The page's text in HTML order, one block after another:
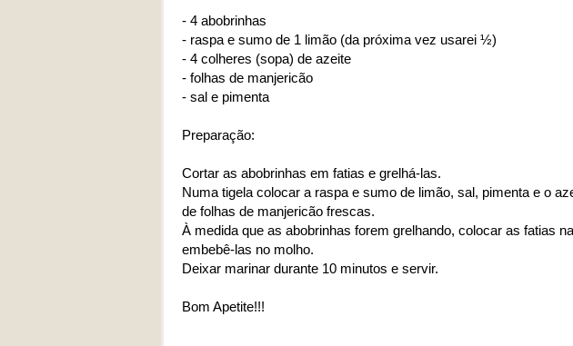
- 4 abobrinhas
- raspa e sumo de 1 limão (da próxima vez usarei ½)
- 4 colheres (sopa) de azeite
- folhas de manjericão
- sal e pimenta
Preparação:
Cortar as abobrinhas em fatias e grelhá-las.
Numa tigela colocar a raspa e sumo de limão, sal, pimenta e o
de folhas de manjericão frescas.
À medida que as abobrinhas forem grelhando, colocar as fatias
embebê-las no molho.
Deixar marinar durante 10 minutos e servir.
Bom Apetite!!!